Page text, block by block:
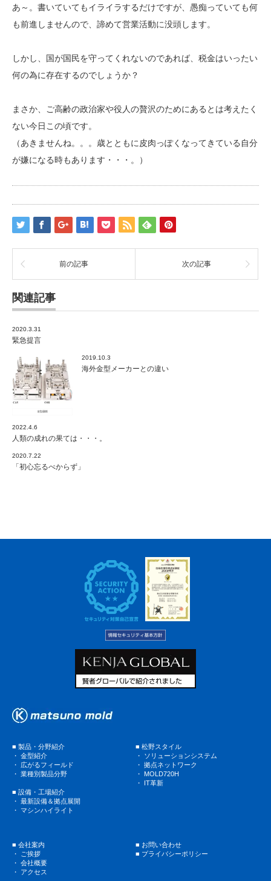
あ～。書いていてもイライラするだけですが、愚痴っていても何
も前進しませんので、諦めて営業活動に没頭します。
しかし、国が国民を守ってくれないのであれば、税金はいったい
何の為に存在するのでしょうか？
まさか、ご高齢の政治家や役人の贅沢のためにあるとは考えたく
ない今日この頃です。
（あきませんね。。。歳とともに皮肉っぽくなってきている自分
が嫌になる時もあります・・・。）
前の記事 次の記事
関連記事
2020.3.31
緊急提言
2019.10.3
海外金型メーカーとの違い
2022.4.6
人類の成れの果ては・・・。
2020.7.22
「初心忘るべからず」
■ 製品・分野紹介 ■ 松野スタイル
・ 金型紹介 ・
ソリューションシステム
・ 広がるフィールド ・ 拠点ネットワーク
・ 業種別製品分野 ・ MOLD720H
・ IT革新
■ 設備・工場紹介
・ 最新設備＆拠点展開
・ マシンハイライト
■ 会社案内 ■ お問い合わせ
・
ご挨拶 ■ プライバシーポリシー
・ 会社概要
・ アクセス